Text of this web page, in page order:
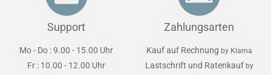
Support
Mo - Do : 9.00 - 15.00 Uhr
Fr : 10.00 - 12.00 Uhr
Zahlungsarten
Kauf auf Rechnung by Klarna
Lastschrift und Ratenkauf by